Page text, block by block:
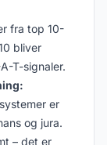
fra top 10-
bliver
T-signaler.
er
og jura.
– det er